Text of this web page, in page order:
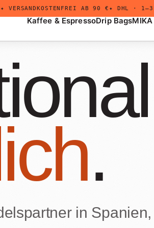
✦ VERSANDKOSTENFREI AB 90 € ✦ DHL · 1–3
Kaffee & EspressoDrip BagsMIKA
.
in